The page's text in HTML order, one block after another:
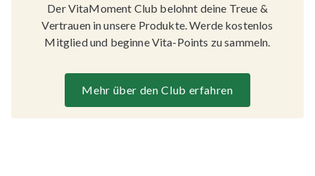
Der VitaMoment Club belohnt deine Treue &
Vertrauen in unsere Produkte. Werde kostenlos
Mitglied und beginne Vita-Points zu sammeln.
Mehr über den Club erfahren